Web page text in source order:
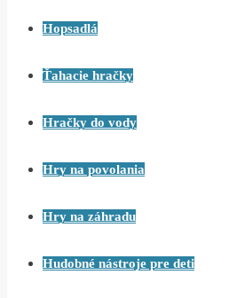
Hopsadlá
Ťahacie hračky
Hračky do vody
Hry na povolania
Hry na záhradu
Hudobné nástroje pre deti